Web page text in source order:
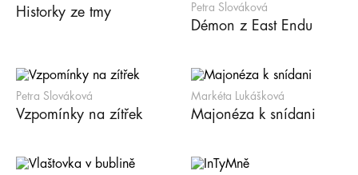
Historky ze tmy Petra Slováková
Démon z East Endu
Petra Slováková
Vzpomínky na zítřek
Markéta Lukášková
Majonéza k snídani